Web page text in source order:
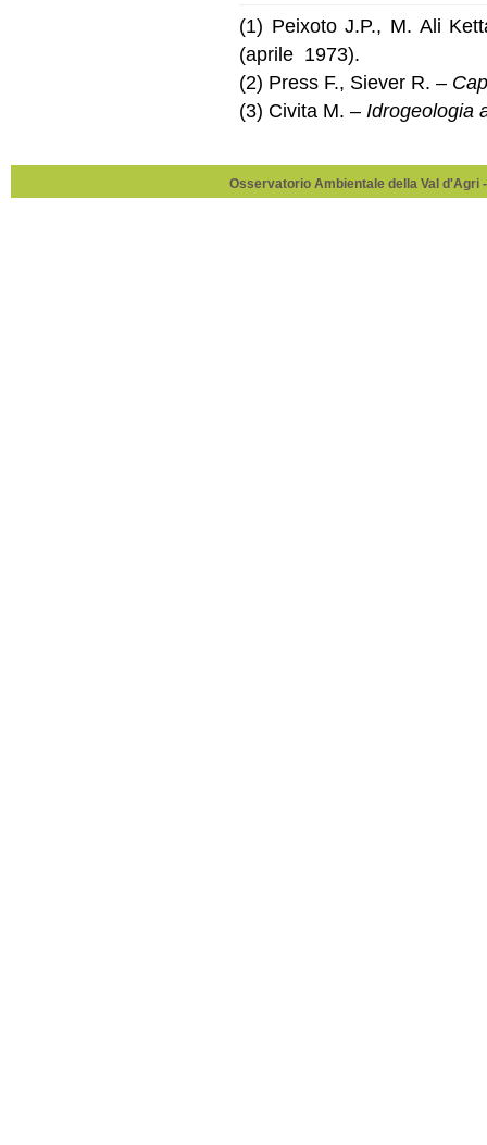
(1) Peixoto J.P., M. Ali
(aprile 1973).
(2) Press F., Siever R. –
(3) Civita M. – Idrogeologia
Osservatorio Ambientale della Val d'Agri